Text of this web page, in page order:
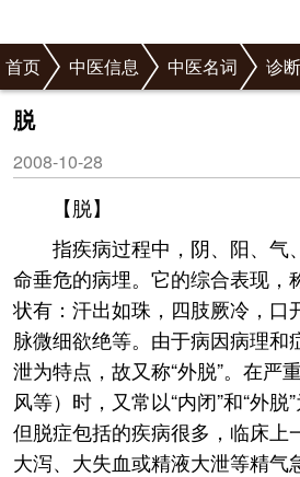
首页 中医信息 中医名词 诊断
脱
2008-10-28
【脱】
指疾病过程中，阴、阳、气
命垂危的病埋。它的综合表现，
状有：汗出如珠，四肢厥冷，口
脉微细欲绝等。由于病因病理和
泄为特点，故又称“外脱”。在严
风等）时，又常以“内闭”和“外脱
但脱症包括的疾病很多，临床上
大泻、大失血或精液大泄等精气